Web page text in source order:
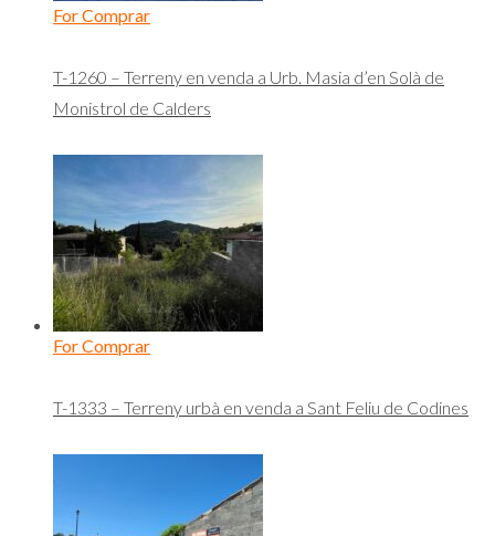
For Comprar
T-1260 – Terreny en venda a Urb. Masia d’en Solà de
Monistrol de Calders
For Comprar
T-1333 – Terreny urbà en venda a Sant Feliu de Codines